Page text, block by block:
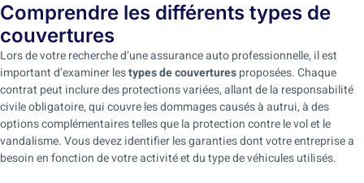
Comprendre les différents types de
couvertures
Lors de votre recherche d’une assurance auto professionnelle, il est
important d’examiner lestypes de couverturesproposées. Chaque
contrat peut inclure des protections variées, allant de la responsabilité
civile obligatoire, qui couvre les dommages causés à autrui, à des
options complémentaires telles que la protection contre le vol et le
vandalisme. Vous devez identifier les garanties dont votre entreprise a
besoin en fonction de votre activité et du type de véhicules utilisés.